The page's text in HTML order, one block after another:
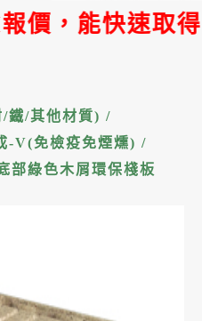
快速取得報價單
鐵/其他材質) /
-V(免檢疫免煙燻) /
部綠色木屑環保棧板